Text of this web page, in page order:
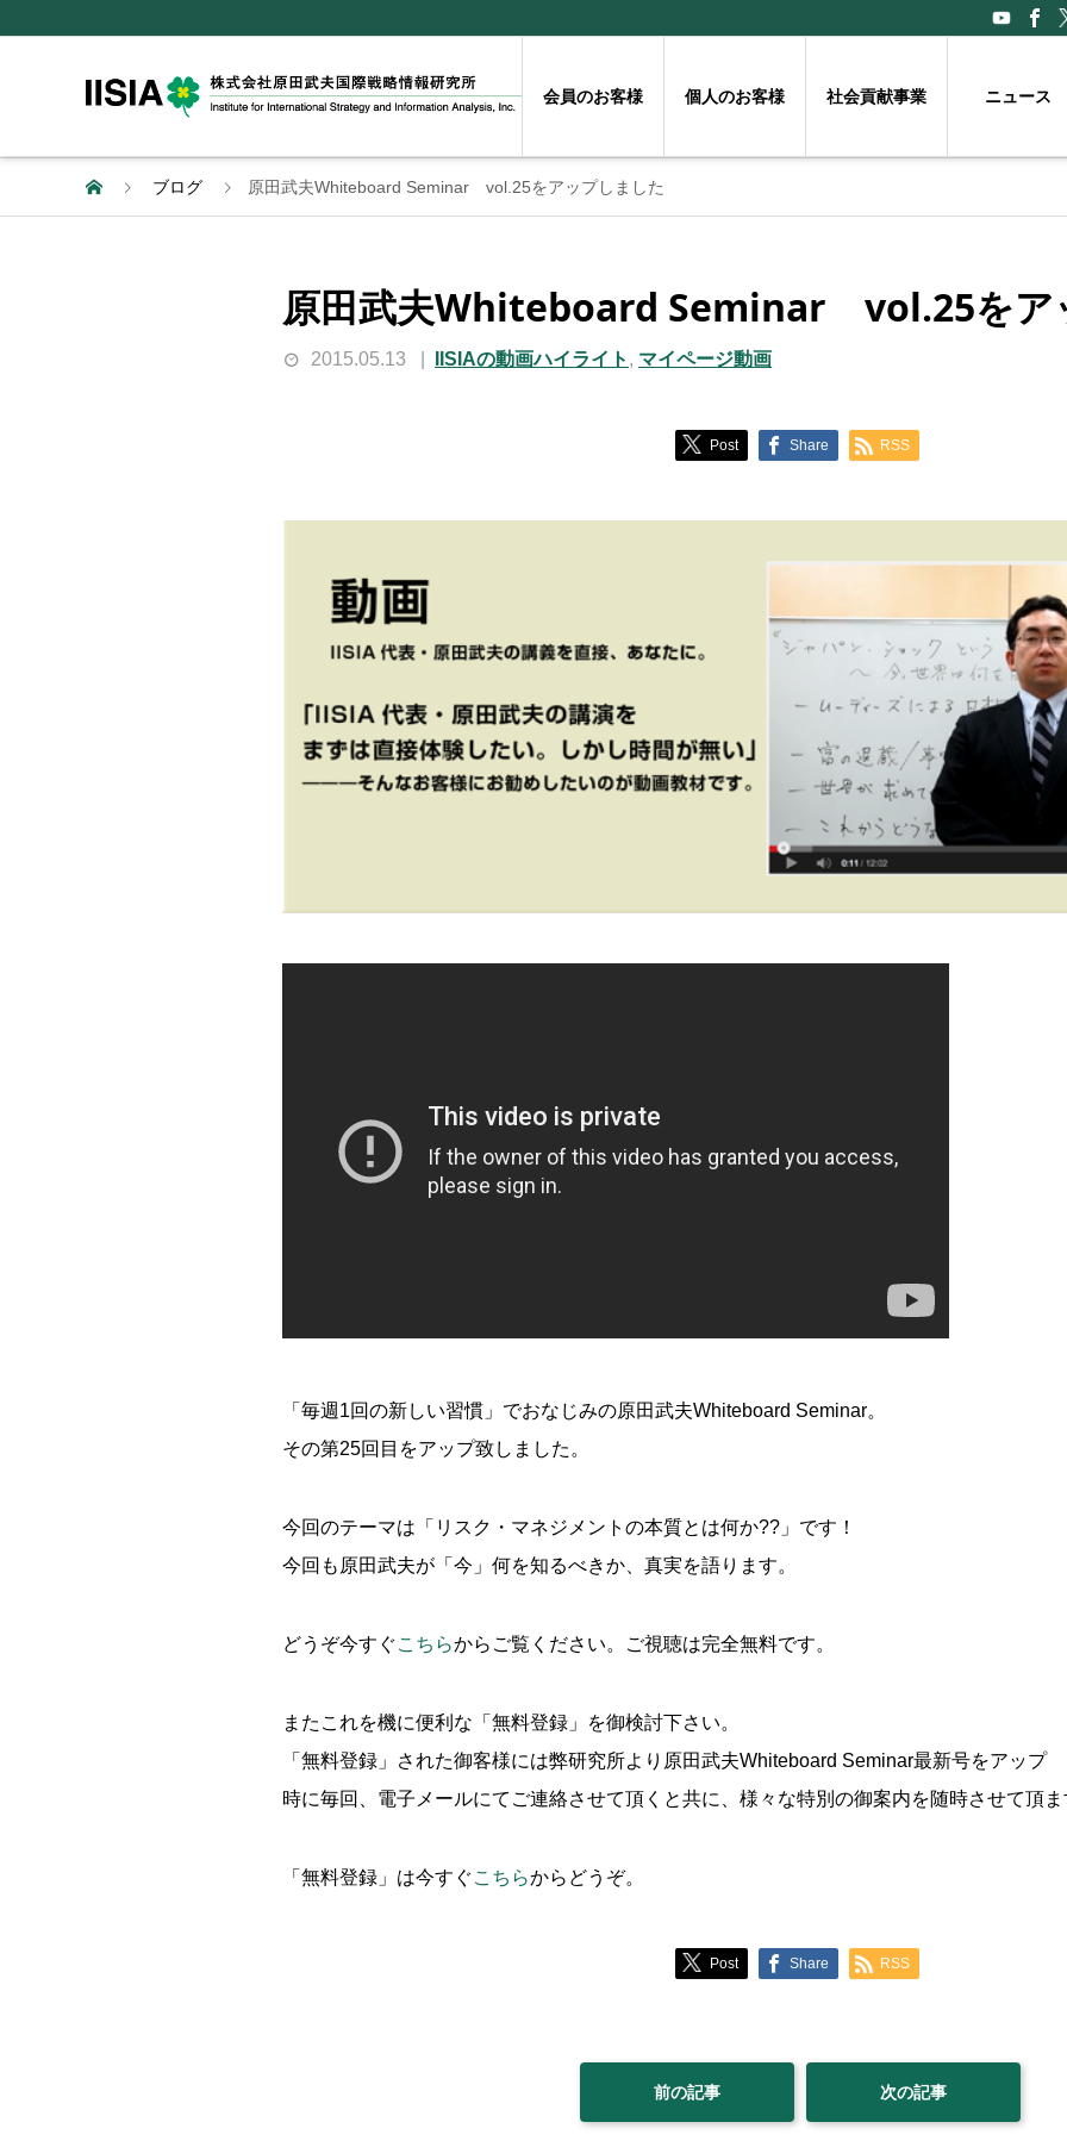
会員のお客様 個人のお客様 社会貢献事業 ニュース
ブログ 原田武夫Whiteboard Seminar vol.25をアップしました
原田武夫Whiteboard Seminar vol.25をア
2015.05.13 IISIAの動画ハイライト , マイページ動画
Post Share RSS
「毎週1回の新しい習慣」でおなじみの原田武夫Whiteboard Seminar。
その第25回目をアップ致しました。
今回のテーマは「リスク・マネジメントの本質とは何か??」です！
今回も原田武夫が「今」何を知るべきか、真実を語ります。
どうぞ今すぐこちらからご覧ください。ご視聴は完全無料です。
またこれを機に便利な「無料登録」を御検討下さい。
「無料登録」された御客様には弊研究所より原田武夫Whiteboard Seminar最新号をアップ
時に毎回、電子メールにてご連絡させて頂くと共に、様々な特別の御案内を随時させて頂
「無料登録」は今すぐこちらからどうぞ。
Post Share RSS
前の記事 次の記事